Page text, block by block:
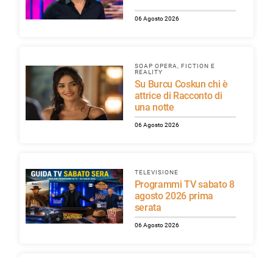
06 Agosto 2026
SOAP OPERA, FICTION E
REALITY
Su Burcu Coskun chi è
attrice di Racconto di
una notte
06 Agosto 2026
TELEVISIONE
Programmi TV sabato 8
agosto 2026 prima
serata
06 Agosto 2026